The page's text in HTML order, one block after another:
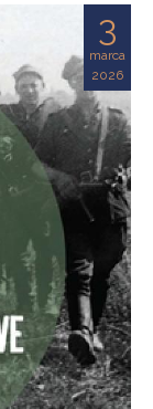
3
marca
2026